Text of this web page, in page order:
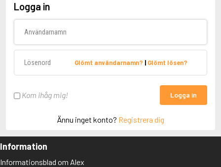
Logga in
Glömt användarnamn? | Glömt lösen?
Kom ihåg mig! Logga in
Ännu inget konto? Registrera dig
Information
Informationsblad om Alex